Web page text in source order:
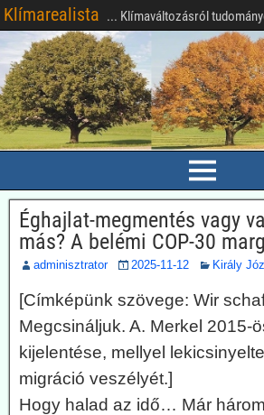
Klímarealista ... Klímaváltozásról
Éghajlat-megmentés vagy
más? A belémi COP-30
adminisztrator 2025-11-12 Király
[Címképünk szövege: Wir
Megcsináljuk. A. Merkel 2015-
kijelentése, mellyel
migráció veszélyét.]
Hogy halad az idő… Már